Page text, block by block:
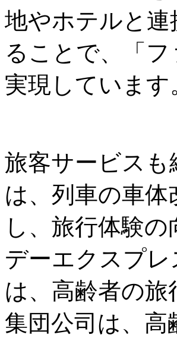
地やホテルと
ることで、「
実現しています
旅客サービス
は、列車の車
し、旅行体験
デーエクスプ
は、高齢者の
集団公司は、